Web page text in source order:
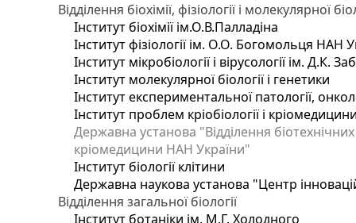
Відділення біохімії, фізіології і молекулярної
Інститут біохімії ім.О.В.Палладіна
Інститут фізіології ім. О.О. Богомольця НАН
Інститут мікробіології і вірусології ім. Д.К.
Інститут молекулярної біології і генетики
Інститут експериментальної патології,
Інститут проблем кріобіології і
Державна установа "Відділення
кріомедицини НАН України"
Інститут біології клітини
Державна наукова установа "Центр
Відділення загальної біології
Інститут ботаніки ім. М.Г. Холодного